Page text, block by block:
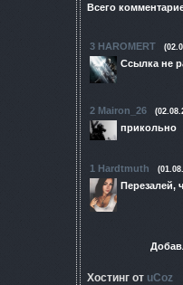
Всего
3 HAROMERT
Ссылка не
2 Mairon_26
прикольно
1 Hardtmuth
Перезалей,
Хостинг от uCoz